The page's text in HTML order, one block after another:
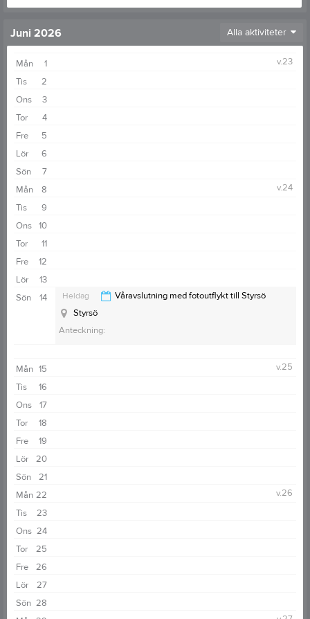
Juni 2026 Alla aktiviteter
1
Mån
v.23
2
Tis
3
Ons
4
Tor
5
Fre
6
Lör
7
Sön
8
Mån
v.24
9
Tis
10
Ons
11
Tor
12
Fre
13
Lör
14
Sön Heldag
Våravslutning med fotoutflykt till Styrsö
Styrsö
Anteckning:
15
Mån
v.25
16
Tis
17
Ons
18
Tor
19
Fre
20
Lör
21
Sön
22
Mån
v.26
23
Tis
24
Ons
25
Tor
26
Fre
27
Lör
28
Sön